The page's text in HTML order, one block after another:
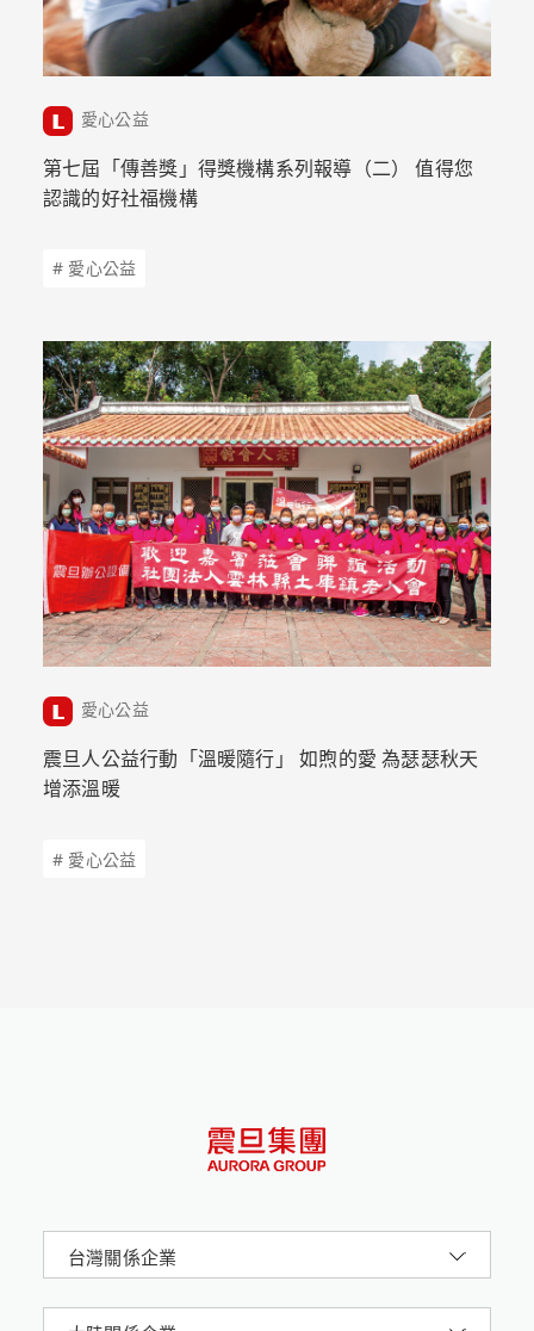
愛心公益
第七屆「傳善獎」得獎機構系列報導（二） 值得您
認識的好社福機構
# 愛心公益
愛心公益
震旦人公益行動「溫暖隨行」 如煦的愛 為瑟瑟秋天
增添溫暖
# 愛心公益
台灣關係企業